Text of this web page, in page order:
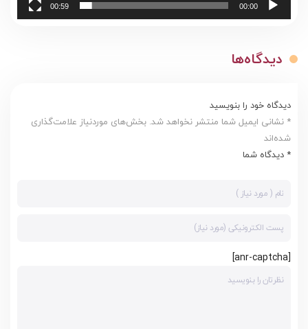
00:00
00:59
دیدگاه‌ها
دیدگاه خود را بنویسید
* نشانی ایمیل شما منتشر نخواهد شد. بخش‌های موردنیاز علامت‌گذاری
شده‌اند
* دیدگاه شما
[anr-captcha]